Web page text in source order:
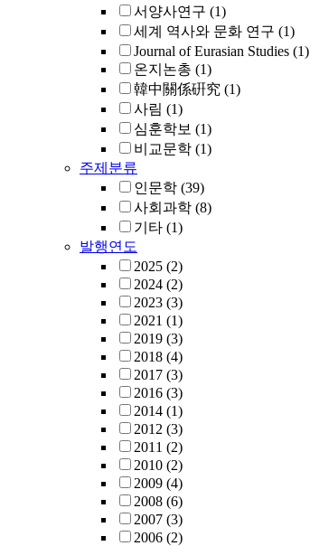
서양사연구 (1)
세계 역사와 문화 연구 (1)
Journal of Eurasian Studies (1)
온지논총 (1)
韓中關係硏究 (1)
사림 (1)
심훈학보 (1)
비교문학 (1)
주제분류
인문학 (39)
사회과학 (8)
기타 (1)
발행연도
2025 (2)
2024 (2)
2023 (3)
2021 (1)
2019 (3)
2018 (4)
2017 (3)
2016 (3)
2014 (1)
2012 (3)
2011 (2)
2010 (2)
2009 (4)
2008 (6)
2007 (3)
2006 (2)